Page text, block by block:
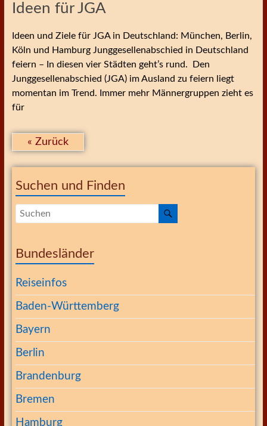
Ideen für JGA
Ideen und Ziele für JGA in Deutschland: München, Berlin,
Köln und Hamburg Junggesellenabschied in Deutschland
feiern – In diesen vier Städten geht’s rund. Den
Junggesellenabschied (JGA) im Ausland zu feiern liegt
momentan im Trend. Immer mehr Männergruppen zieht es
für
« Zurück
Suchen und Finden
Bundesländer
Reiseinfos
Baden-Württemberg
Bayern
Berlin
Brandenburg
Bremen
Hamburg